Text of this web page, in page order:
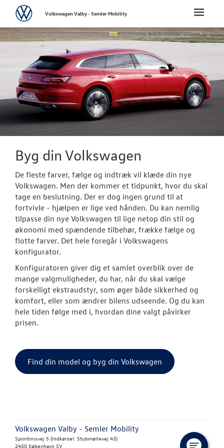
FORSIDE
NYE
Bestil
Book en
Byg din
Elektrisk
Modeller
ID.3 Neo
ID.5
T-Roc
ID. Buzz
Den nye
Toggle
VolkswagenVolkswagen Valby - Semler Mobility
Byg din Volkswagen
De fleste farver, fælge og indtræk vil klæde din nye
Volkswagen. Men der kommer et tidpunkt, hvor du skal
tage en beslutning. Der er dog ingen grund til at
fortvivle - hjælpen er lige ved hånden. Du kan nemlig
tilpasse din nye Volkswagen til lige netop din stil og
økonomi med spændende tilbehør, frække fælge og
flotte farver. Det hele foregår i Volkswagens
konfigurator.
Konfiguratoren giver dig et samlet overblik over de
mange valgmuligheder, du har, når du skal vælge
forskelligt ekstraudstyr, som øger både sikkerhed og
komfort, eller som ændrer bilens udseende. Og du kan
hele tiden følge med i, hvordan dine valgt påvirker
prisen.
Find din model og byg din Volkswagen
Volkswagen Valby - Semler Mobility
Spontinisvej 5 (Indkørsel: Stubmøllevej 43)
2450 København SV